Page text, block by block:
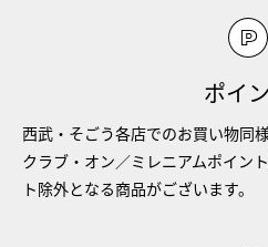
ポイ
西武・そごう各店でのお買い物同
クラブ・オン／ミレニアムポイン
ト除外となる商品がございます。